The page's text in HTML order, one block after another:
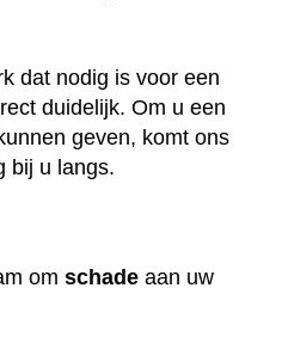
dat nodig is voor een
duidelijk. Om u een
geven, komt ons
bij u langs.
om schade aan uw